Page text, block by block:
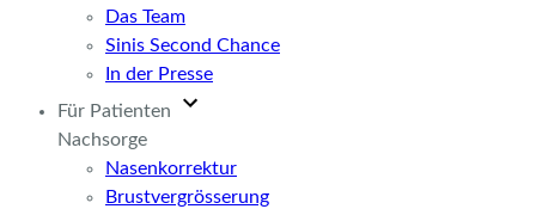
Das Team
Sinis Second Chance
In der Presse
Für Patienten
Nachsorge
Nasenkorrektur
Brustvergrösserung